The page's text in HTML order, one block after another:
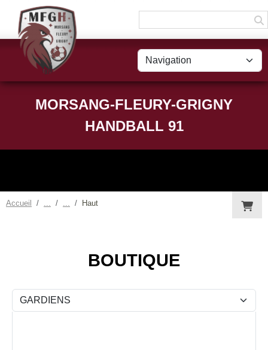
MORSANG-FLEURY-GRIGNY
HANDBALL 91
Accueil Haut
BOUTIQUE
Panneau de gestion des cookies